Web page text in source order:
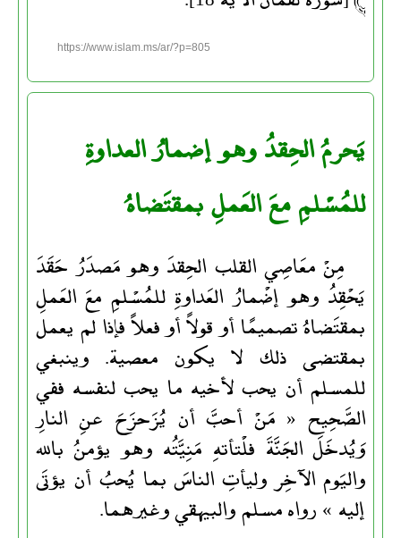
https://www.islam.ms/ar/?p=805
يَحرمُ الحِقدُ وهو إضمارُ العداوةِ
للمُسْلمِ معَ العَملِ بمقتَضاهُ
مِنْ معَاصِي القلب الحِقدَ وهو مَصدَرُ حَقَدَ
يَحْقِدُ وهو إضْمارُ العَداوةِ للمُسْلمِ معَ العَملِ
بمقتَضاهُ تصميمًا أو قولاً أو فعلاً فإذا لم يعمل
بمقتضى ذلك لا يكون معصية. وينبغي
للمسلم أن يحب لأخيه ما يحب لنفسه ففي
الصَّحِيح « مَنْ أحبَّ أن يُزَحزَحَ عنِ النارِ
وَيُدخَلَ الجَنَّةَ فلْتأتهِ مَنِيَّتُه وهو يؤمنُ بالله
واليَوم الآخِر وليأتِ الناسَ بما يُحبُ أن يؤتَى
إليه » رواه مسلم والبيهقي وغيرهما.